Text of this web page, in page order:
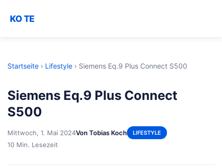
KO TE
Startseite › Lifestyle › Siemens Eq.9 Plus Connect S500
Siemens Eq.9 Plus Connect
S500
Mittwoch, 1. Mai 2024Von Tobias Koch LIFESTYLE
10 Min. Lesezeit